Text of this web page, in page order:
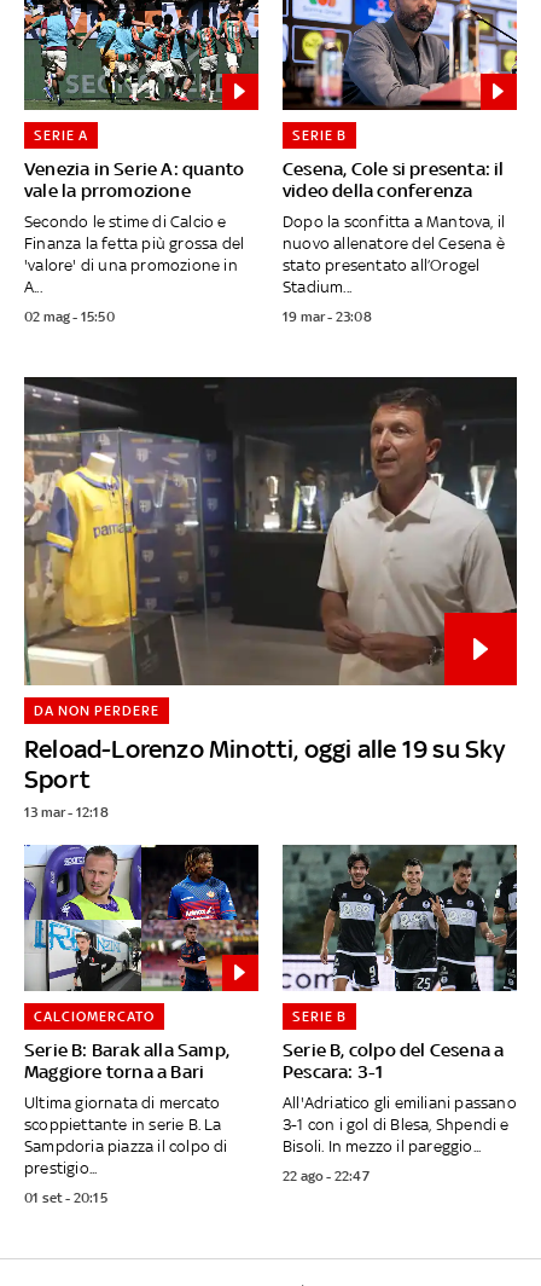
Venezia in Serie A: quanto
vale la prromozione
SERIE A
Secondo le stime di Calcio e
Finanza la fetta più grossa del
'valore' di una promozione in
A...
02 mag - 15:50
Cesena, Cole si presenta: il
video della conferenza
SERIE B
Dopo la sconfitta a Mantova, il
nuovo allenatore del Cesena è
stato presentato all’Orogel
Stadium...
19 mar - 23:08
Reload-Lorenzo Minotti, oggi alle 19 su Sky
Sport
DA NON PERDERE
13 mar - 12:18
Serie B: Barak alla Samp,
Maggiore torna a Bari
CALCIOMERCATO
Ultima giornata di mercato
scoppiettante in serie B. La
Sampdoria piazza il colpo di
prestigio...
01 set - 20:15
Serie B, colpo del Cesena a
Pescara: 3-1
SERIE B
All'Adriatico gli emiliani passano
3-1 con i gol di Blesa, Shpendi e
Bisoli. In mezzo il pareggio...
22 ago - 22:47